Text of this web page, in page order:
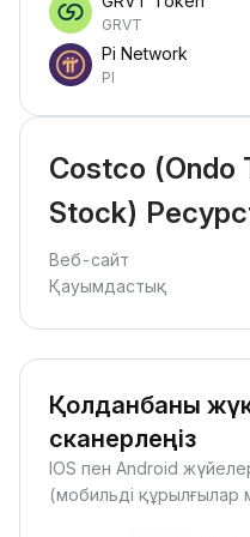
GRVT
Pi Network
PI
Costco (Ondo
Stock)
Веб-сайт
Қауымдастық
Қолданбаны
сканерлеңіз
IOS пен Android
(мобильді құрылғылар